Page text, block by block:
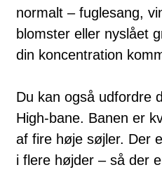
normalt – fuglesang,
blomster eller nyslået
din koncentration
Du kan også udfordre
High-bane. Banen er
af fire høje søjler. Der
i flere højder – så der